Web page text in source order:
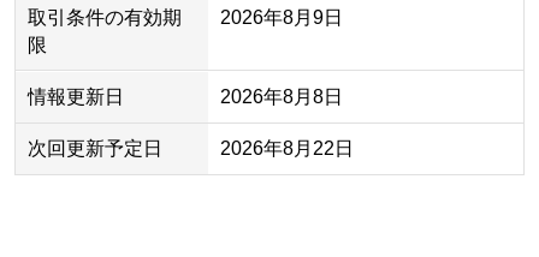
取引条件の有効期
限
2026年8月9日
情報更新日 2026年8月8日
次回更新予定日 2026年8月22日